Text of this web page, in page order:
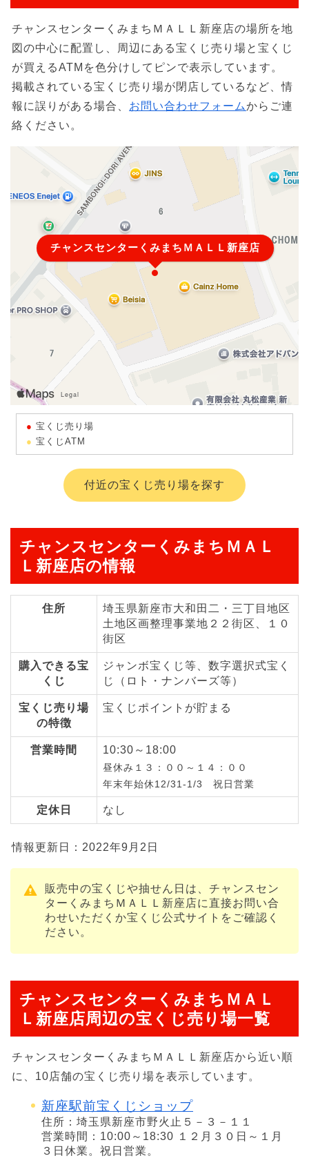
チャンスセンターくみまちＭＡＬＬ新座店の場所を地
図の中心に配置し、周辺にある宝くじ売り場と宝くじ
が買えるATMを色分けしてピンで表示しています。
掲載されている宝くじ売り場が閉店しているなど、情
報に誤りがある場合、 お問い合わせフォームからご連
絡ください。
チャンスセンターくみまちＭＡＬＬ新座店
宝くじ売り場
宝くじATM
付近の宝くじ売り場を探す
チャンスセンターくみまちＭＡＬ
Ｌ新座店の情報
住所
埼玉県新座市大和田二・三丁目地区
土地区画整理事業地２２街区、１０
街区
購入できる宝
くじ
ジャンボ宝くじ等、数字選択式宝く
じ（ロト・ナンバーズ等）
宝くじ売り場
の特徴
宝くじポイントが貯まる
営業時間 10:30～18:00
昼休み１３：００～１４：００
年末年始休12/31-1/3 祝日営業
定休日 なし
情報更新日：2022年9月2日
販売中の宝くじや抽せん日は、チャンスセン
ターくみまちＭＡＬＬ新座店に直接お問い合
わせいただくか宝くじ公式サイトをご確認く
ださい。
チャンスセンターくみまちＭＡＬ
Ｌ新座店周辺の宝くじ売り場一覧
チャンスセンターくみまちＭＡＬＬ新座店から近い順
に、10店舗の宝くじ売り場を表示しています。
新座駅前宝くじショップ
住所：埼玉県新座市野火止５－３－１１
営業時間：10:00～18:30 １２月３０日～１月
３日休業。祝日営業。